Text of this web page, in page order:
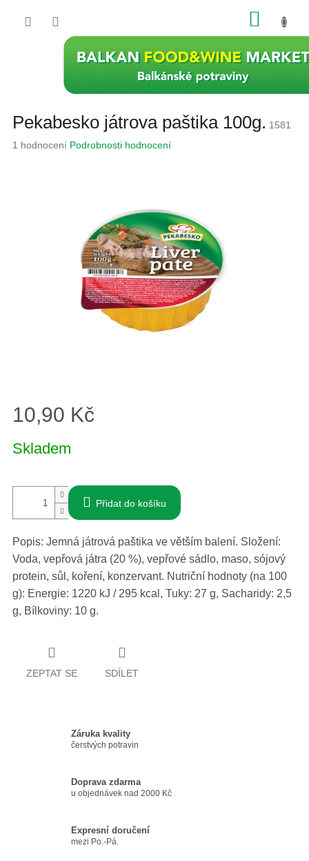
KOŠÍK
Pekabesko játrova paštika 100g. 1581
Průměrné
1 hodnocení Podrobnosti hodnocení
10,90 Kč
cena:
Skladem
Přidat do košíku
Popis: Jemná játrová paštika ve větším balení. Složení:
Voda, vepřová játra (20 %), vepřové sádlo, maso, sójový
protein, sůl, koření, konzervant. Nutriční hodnoty (na 100
g): Energie: 1220 kJ / 295 kcal, Tuky: 27 g, Sacharidy: 2,5
g, Bílkoviny: 10 g.
ZEPTAT SE SDÍLET
Záruka kvality
čerstvých potravin
Doprava zdarma
u objednávek nad 2000 Kč
Expresní doručení
mezi Po.-Pá.